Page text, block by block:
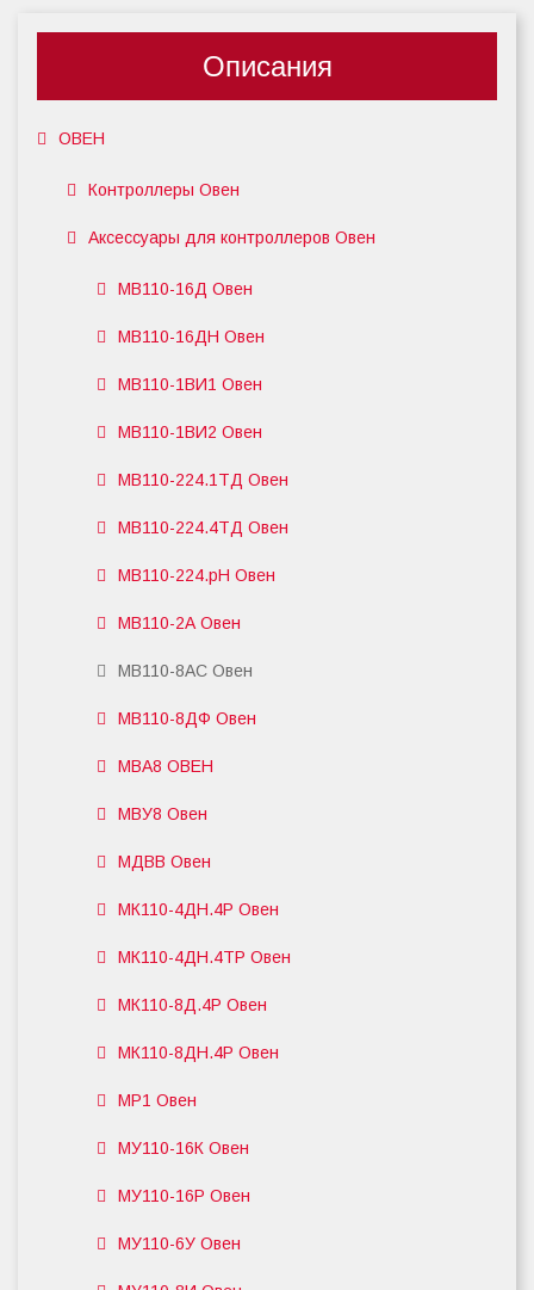
Описания
ОВЕН
Контроллеры Овен
Аксессуары для контроллеров Овен
МВ110-16Д Овен
МВ110-16ДН Овен
МВ110-1ВИ1 Овен
МВ110-1ВИ2 Овен
МВ110-224.1ТД Овен
МВ110-224.4ТД Овен
МВ110-224.pH Овен
МВ110-2А Овен
МВ110-8АС Овен
МВ110-8ДФ Овен
МВА8 ОВЕН
МВУ8 Овен
МДВВ Овен
МК110-4ДН.4Р Овен
МК110-4ДН.4ТР Овен
МК110-8Д.4Р Овен
МК110-8ДН.4Р Овен
МР1 Овен
МУ110-16К Овен
МУ110-16Р Овен
МУ110-6У Овен